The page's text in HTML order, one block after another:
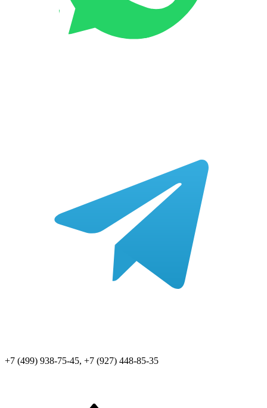
+7 (499) 938-75-45, +7 (927) 448-85-35